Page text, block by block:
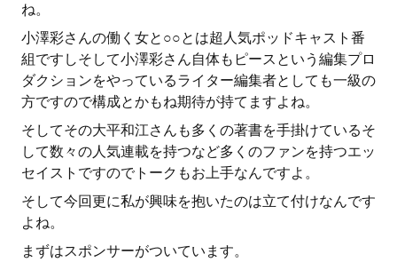
ね。
小澤彩さんの働く女と○○とは超人気ポッドキャスト番
組ですしそして小澤彩さん自体もピースという編集プロ
ダクションをやっているライター編集者としても一級の
方ですので構成とかもね期待が持てますよね。
そしてその大平和江さんも多くの著書を手掛けているそ
して数々の人気連載を持つなど多くのファンを持つエッ
セイストですのでトークもお上手なんですよ。
そして今回更に私が興味を抱いたのは立て付けなんです
よね。
まずはスポンサーがついています。